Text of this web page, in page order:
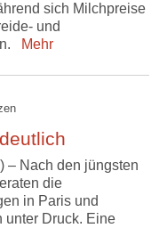
sich Milchpreise
und
Mehr
– Nach den jüngsten
die
in Paris und
unter Druck. Eine